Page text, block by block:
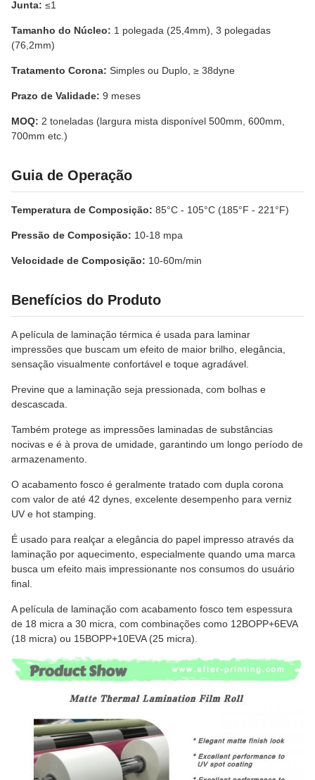
Junta: ≤1
Tamanho do Núcleo: 1 polegada (25,4mm), 3 polegadas
(76,2mm)
Tratamento Corona: Simples ou Duplo, ≥ 38dyne
Prazo de Validade: 9 meses
MOQ: 2 toneladas (largura mista disponível 500mm, 600mm,
700mm etc.)
Guia de Operação
Temperatura de Composição: 85°C - 105°C (185°F - 221°F)
Pressão de Composição: 10-18 mpa
Velocidade de Composição: 10-60m/min
Benefícios do Produto
A película de laminação térmica é usada para laminar
impressões que buscam um efeito de maior brilho, elegância,
sensação visualmente confortável e toque agradável.
Previne que a laminação seja pressionada, com bolhas e
descascada.
Também protege as impressões laminadas de substâncias
nocivas e é à prova de umidade, garantindo um longo período de
armazenamento.
O acabamento fosco é geralmente tratado com dupla corona
com valor de até 42 dynes, excelente desempenho para verniz
UV e hot stamping.
É usado para realçar a elegância do papel impresso através da
laminação por aquecimento, especialmente quando uma marca
busca um efeito mais impressionante nos consumos do usuário
final.
A película de laminação com acabamento fosco tem espessura
de 18 micra a 30 micra, com combinações como 12BOPP+6EVA
(18 micra) ou 15BOPP+10EVA (25 micra).